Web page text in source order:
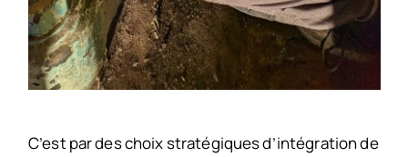
C’est par des choix stratégiques d’intégration de